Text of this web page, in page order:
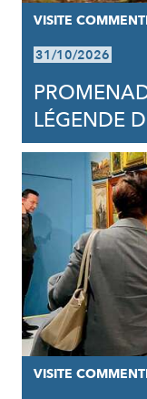
VISITE
31/10/2026
LÉGENDE
VISITE